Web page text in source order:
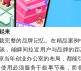
来
整的品牌记忆。在精品案例
，能瞬间拉近用户与品牌的
当年创业办公室的布局，都能
必须服务于叙事节奏，而